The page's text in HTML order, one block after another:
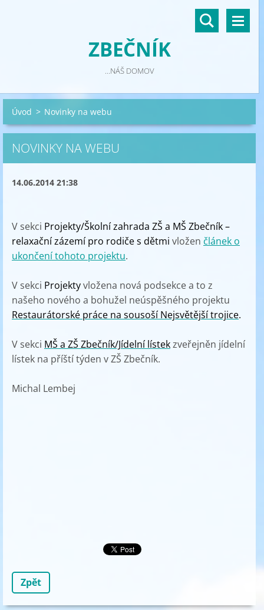
ZBEČNÍK
...NÁŠ DOMOV
Úvod > Novinky na webu
NOVINKY NA WEBU
14.06.2014 21:38
V sekci Projekty/Školní zahrada ZŠ a MŠ Zbečník –
relaxační zázemí pro rodiče s dětmi vložen článek o
ukončení tohoto projektu.
V sekci Projektyvložena nová podsekce a to z
našeho nového a bohužel neúspěšného projektu
Restaurátorské práce na sousoší Nejsvětější trojice.
V sekci MŠ a ZŠ Zbečník/Jídelní lístekzveřejněn jídelní
lístek na příští týden v ZŠ Zbečník.
Michal Lembej
Zpět